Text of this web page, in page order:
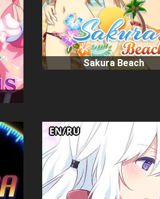
Sakura Beach
EN/RU